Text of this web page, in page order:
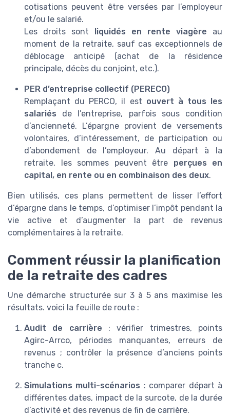
cotisations peuvent être versées par l’employeur
et/ou le salarié.
Les droits sont liquidés en rente viagère au
moment de la retraite, sauf cas exceptionnels de
déblocage anticipé (achat de la résidence
principale, décès du conjoint, etc.).
PER d’entreprise collectif (PERECO)
Remplaçant du PERCO, il est ouvert à tous les
salariés de l’entreprise, parfois sous condition
d’ancienneté. L’épargne provient de versements
volontaires, d’intéressement, de participation ou
d’abondement de l’employeur. Au départ à la
retraite, les sommes peuvent être perçues en
capital, en rente ou en combinaison des deux.
Bien utilisés, ces plans permettent de lisser l’effort
d’épargne dans le temps, d’optimiser l’impôt pendant la
vie active et d’augmenter la part de revenus
complémentaires à la retraite.
Comment réussir la planification
de la retraite des cadres
Une démarche structurée sur 3 à 5 ans maximise les
résultats. voici la feuille de route :
Audit de carrière : vérifier trimestres, points
Agirc-Arrco, périodes manquantes, erreurs de
revenus ; contrôler la présence d’anciens points
tranche c.
Simulations multi-scénarios : comparer départ à
différentes dates, impact de la surcote, de la durée
d’activité et des revenus de fin de carrière.